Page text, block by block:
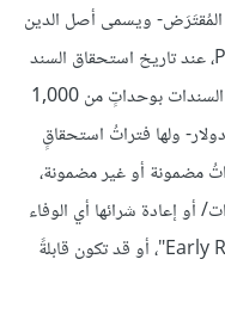
المُقتَرَض- ويسمى أصل الدين
Principal، أو القيمة التعادلية Par Value، عند تاريخ استحقاق السند
(تاريخ الاستحقاق)، وعادةً ما يجري إصدارُ السندات بوحداتٍ من 1,000
دولار- مثلًا: 1,000، و 5,000، و 10,000 دولار- ولها فتراتُ استحقاقٍ
السنداتُ مضمونة أو غير مضمونة،
أو إعادة شرائها أي الوفاء
بالدين قبل ميعاد استحقاقه "Early Retirement"، أو قد تكون قابلةً